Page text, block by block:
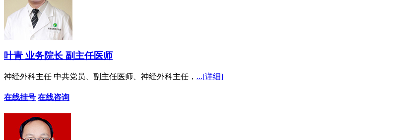
叶青 业务院长 副主任医师
神经外科主任 中共党员、副主任医师、神经外科主任， ...[详细]
在线挂号 在线咨询